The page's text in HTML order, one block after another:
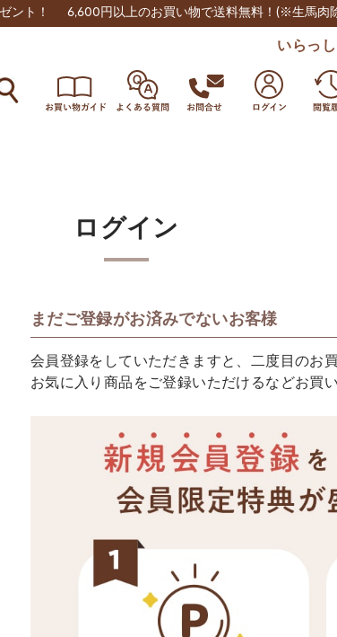
ント！ 6,600円以上のお買い物で送料無料！ (※生馬肉
いらっ
ログイン
まだご登録がお済みでないお客様
会員登録をしていただきますと、二度目のお
お気に入り商品をご登録いただけるなどお買